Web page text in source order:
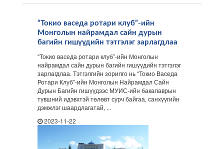
“Токио васеда ротари клуб”-ийн
Монголын найрамдал сайн дурын
багийн гишүүдийн тэтгэлэг зарлагдлаа
“Токио васеда ротари клуб”-ийн Монголын
найрамдал сайн дурын багийн гишүүдийн тэтгэлэг
зарлагдлаа. Тэтгэлгийн зорилго нь “Токио Васеда
Ротари Клуб”-ийн Монголын Найрамдал Сайн
Дурын Багийн гишүүдээс МУИС-ийн бакалаврын
түвшний идэвхтэй төлөвт сурч байгаа, санхүүгийн
дэмжлэг шаардлагатай, ...
2023-11-22